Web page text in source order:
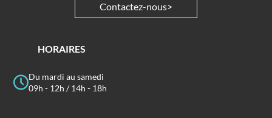
Contactez-nous
HORAIRES
Du mardi au samedi
09h - 12h / 14h - 18h